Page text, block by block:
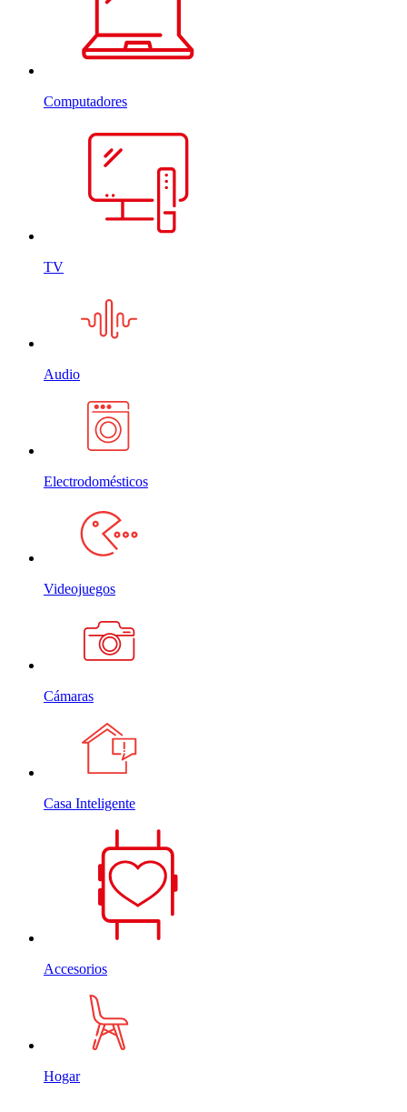
Computadores
TV
Audio
Electrodomésticos
Videojuegos
Cámaras
Casa Inteligente
Accesorios
Hogar